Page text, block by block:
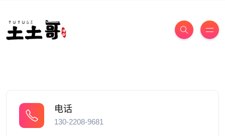
电话
130-2208-9681